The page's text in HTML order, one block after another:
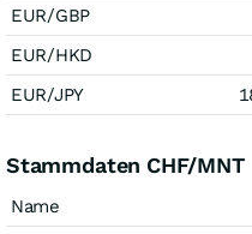
EUR/GBP
EUR/HKD
EUR/JPY
Stammdaten CHF/MNT
Name